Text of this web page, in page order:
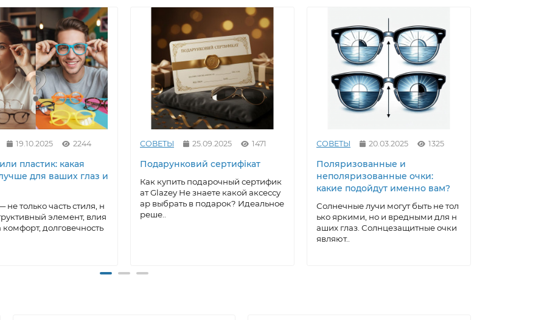
19.10.2025 2244
пластик: какая
для ваших глаз и
только часть стиля, н
элемент, влия
долговечность
СОВЕТЫ 25.09.2025 1471
Подарунковий сертифікат
Как купить подарочный сертифик
ат Glazey Не знаете какой аксессу
ар выбрать в подарок? Идеальное
реше..
СОВЕТЫ 20.03.2025 1325
Поляризованные и
неполяризованные очки:
какие подойдут именно вам?
Солнечные лучи могут быть не тол
ько яркими, но и вредными для н
аших глаз. Солнцезащитные очки
являют..